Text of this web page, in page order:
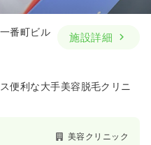
番町ビル
施設詳細
便利な大手美容脱毛クリニ
美容クリニック